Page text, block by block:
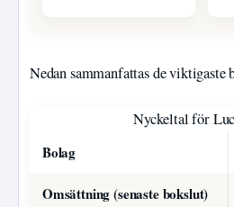
Nedan sammanfattas de viktigaste
Nyckeltal för
Bolag
Omsättning (senaste bokslut)